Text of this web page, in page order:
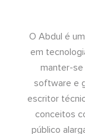
O Abdul é
em
manter-se
software e
escritor
conceitos
público